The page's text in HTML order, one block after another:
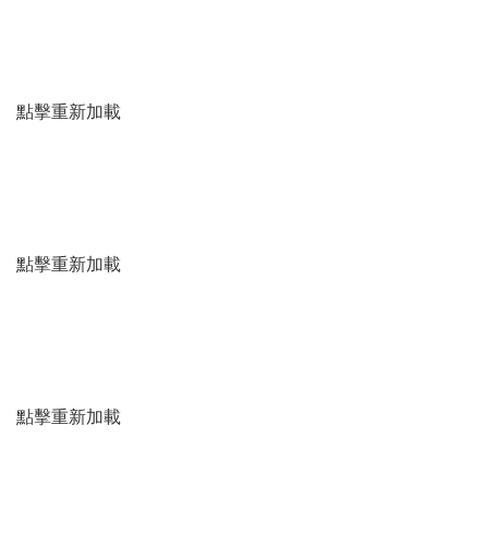
點擊重新加載
點擊重新加載
點擊重新加載